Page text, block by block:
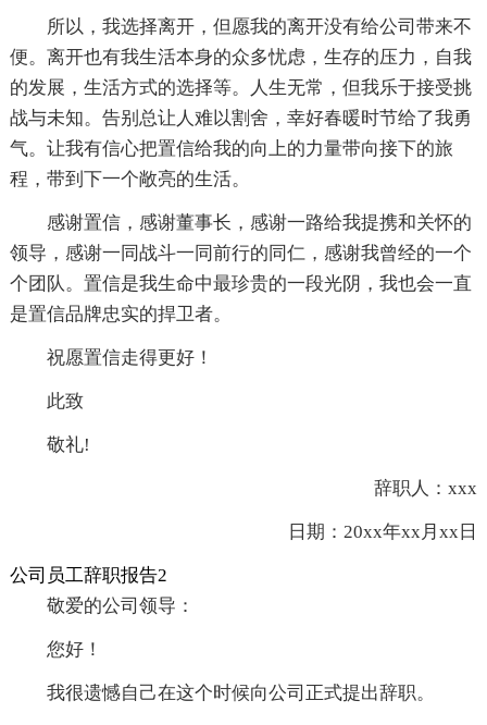
所以，我选择离开，但愿我的离开没有给公司带来不
便。离开也有我生活本身的众多忧虑，生存的压力，自我
的发展，生活方式的选择等。人生无常，但我乐于接受挑
战与未知。告别总让人难以割舍，幸好春暖时节给了我勇
气。让我有信心把置信给我的向上的力量带向接下的旅
程，带到下一个敞亮的生活。
感谢置信，感谢董事长，感谢一路给我提携和关怀的
领导，感谢一同战斗一同前行的同仁，感谢我曾经的一个
个团队。置信是我生命中最珍贵的一段光阴，我也会一直
是置信品牌忠实的捍卫者。
祝愿置信走得更好！
此致
敬礼!
辞职人：xxx
日期：20xx年xx月xx日
公司员工辞职报告2
敬爱的公司领导：
您好！
我很遗憾自己在这个时候向公司正式提出辞职。